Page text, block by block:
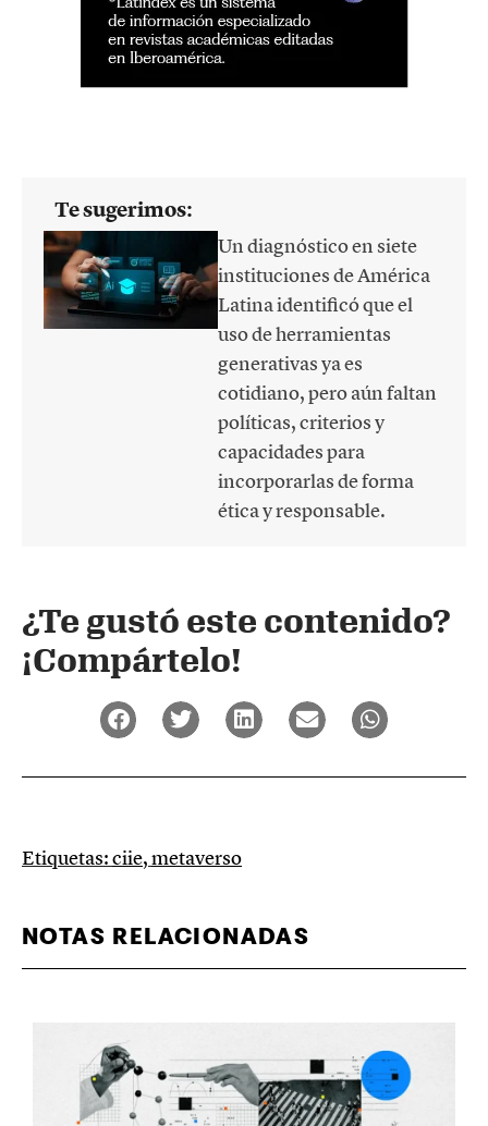
Te sugerimos:
Un diagnóstico en siete
instituciones de América
Latina identificó que el
uso de herramientas
generativas ya es
cotidiano, pero aún faltan
políticas, criterios y
capacidades para
incorporarlas de forma
ética y responsable.
¿Te gustó este contenido?
¡Compártelo!
Etiquetas:ciie,metaverso
NOTAS RELACIONADAS